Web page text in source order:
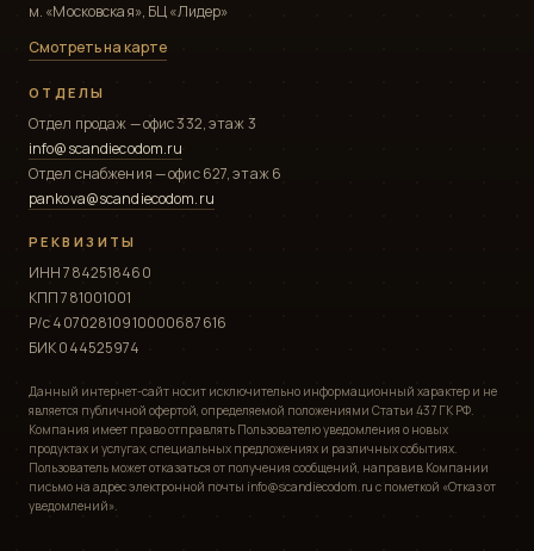
м. «Московская», БЦ «Лидер»
Смотреть на карте
ОТДЕЛЫ
Отдел продаж — офис 332, этаж 3
info@scandiecodom.ru
Отдел снабжения — офис 627, этаж 6
pankova@scandiecodom.ru
РЕКВИЗИТЫ
ИНН 7842518460
КПП 781001001
Р/с 40702810910000687616
БИК 044525974
Данный интернет-сайт носит исключительно информационный характер и не
является публичной офертой, определяемой положениями Статьи 437 ГК РФ.
Компания имеет право отправлять Пользователю уведомления о новых
продуктах и услугах, специальных предложениях и различных событиях.
Пользователь может отказаться от получения сообщений, направив Компании
письмо на адрес электронной почты info@scandiecodom.ru с пометкой «Отказ от
уведомлений».